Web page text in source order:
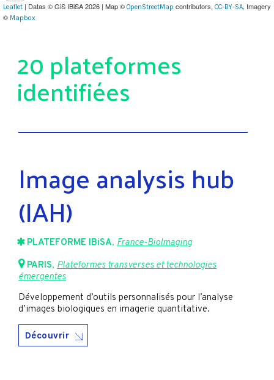
Leaflet | Datas © GiS IBiSA 2026 | Map © OpenStreetMap contributors, CC-BY-SA, Imagery
© Mapbox
20 plateformes
identifiées
Image analysis hub
(IAH)
PLATEFORME IBiSA, France-BioImaging
PARIS, Plateformes transverses et technologies
émergentes
Développement d’outils personnalisés pour l’analyse
d’images biologiques en imagerie quantitative.
Découvrir